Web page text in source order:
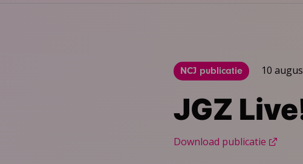
NCJ publicatie 10
JGZ
Download publicatie